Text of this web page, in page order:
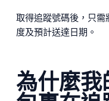
取得追蹤號碼後，只
度及預計送達日期。
為什麼